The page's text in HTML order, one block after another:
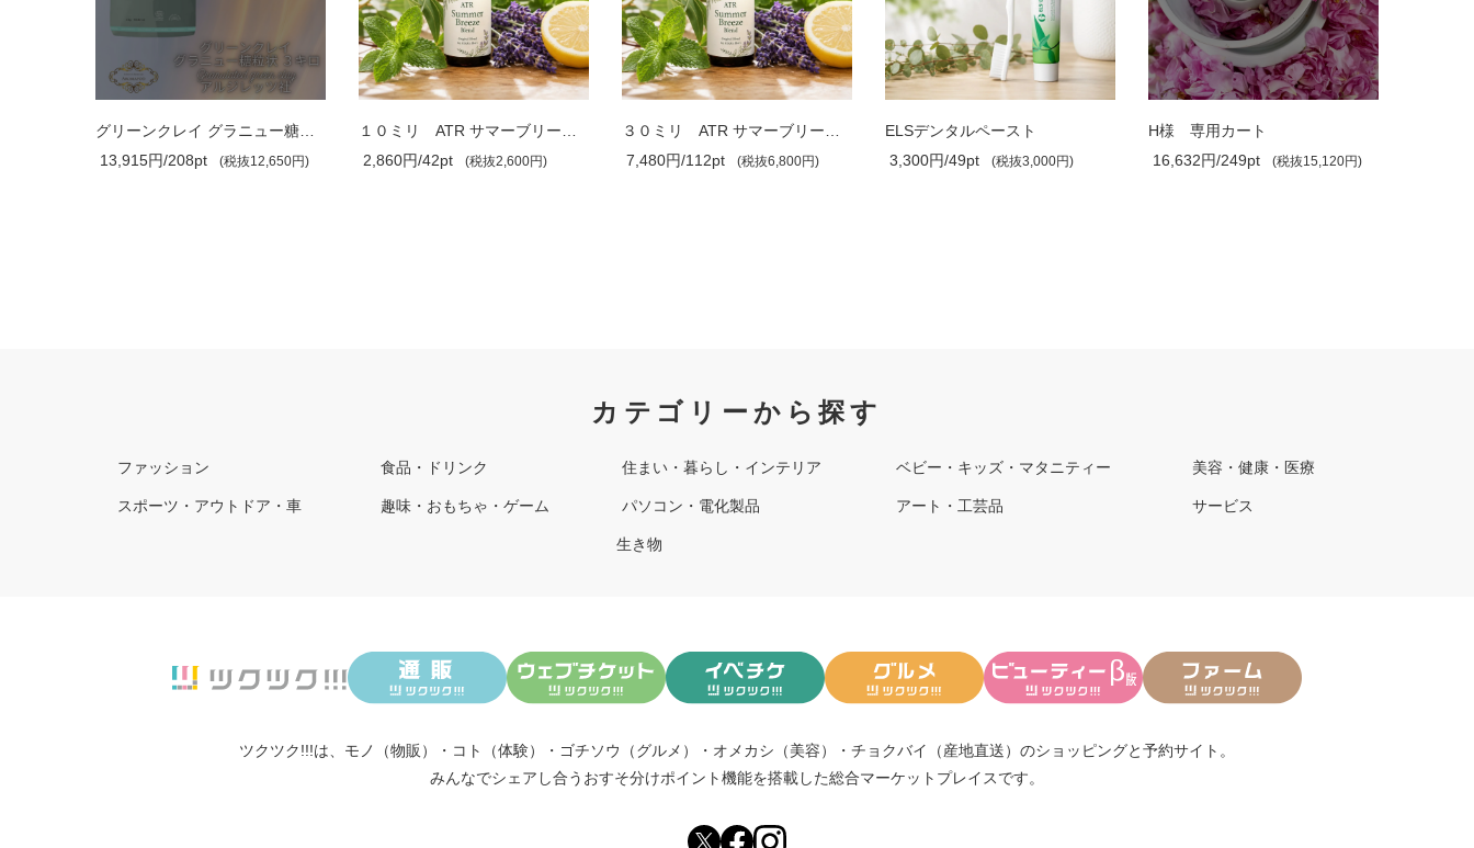
13,915円/208pt
(税抜12,650円)
2,860円/42pt
(税抜2,600円)
7,480円/112pt
(税抜6,800円)
ELSデンタルペースト
3,300円/49pt
(税抜3,000円)
H様 専用カート
16,632円/249pt
(税抜15,120円)
カテゴリーから探す
ファッション 食品・ドリンク 住まい・暮らし・インテリア ベビー・キッズ・マタニティー 美容・健康・医療
スポーツ・アウトドア・車 趣味・おもちゃ・ゲーム パソコン・電化製品 アート・工芸品 サービス
生き物
ツクツク!!!は、 モノ（物販） ・ コト（体験） ・ ゴチソウ（グルメ） ・ オメカシ（美容） ・ チョクバイ（産地直送） のショッピングと予約サイト。
みんなでシェアし合う おすそ分けポイント機能を搭載した総合マーケットプレイスです。